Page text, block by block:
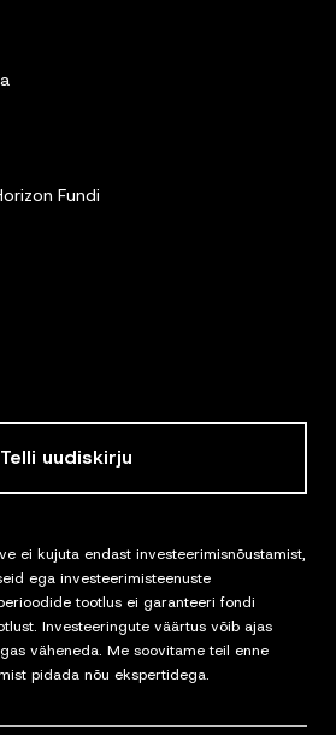
Fundi
Telli uudiskirju
ei kujuta endast investeerimisnõustamist,
ega investeerimisteenuste
tootlus ei garanteeri fondi
Investeeringute väärtus võib ajas
väheneda. Me soovitame teil enne
pidada nõu ekspertidega.